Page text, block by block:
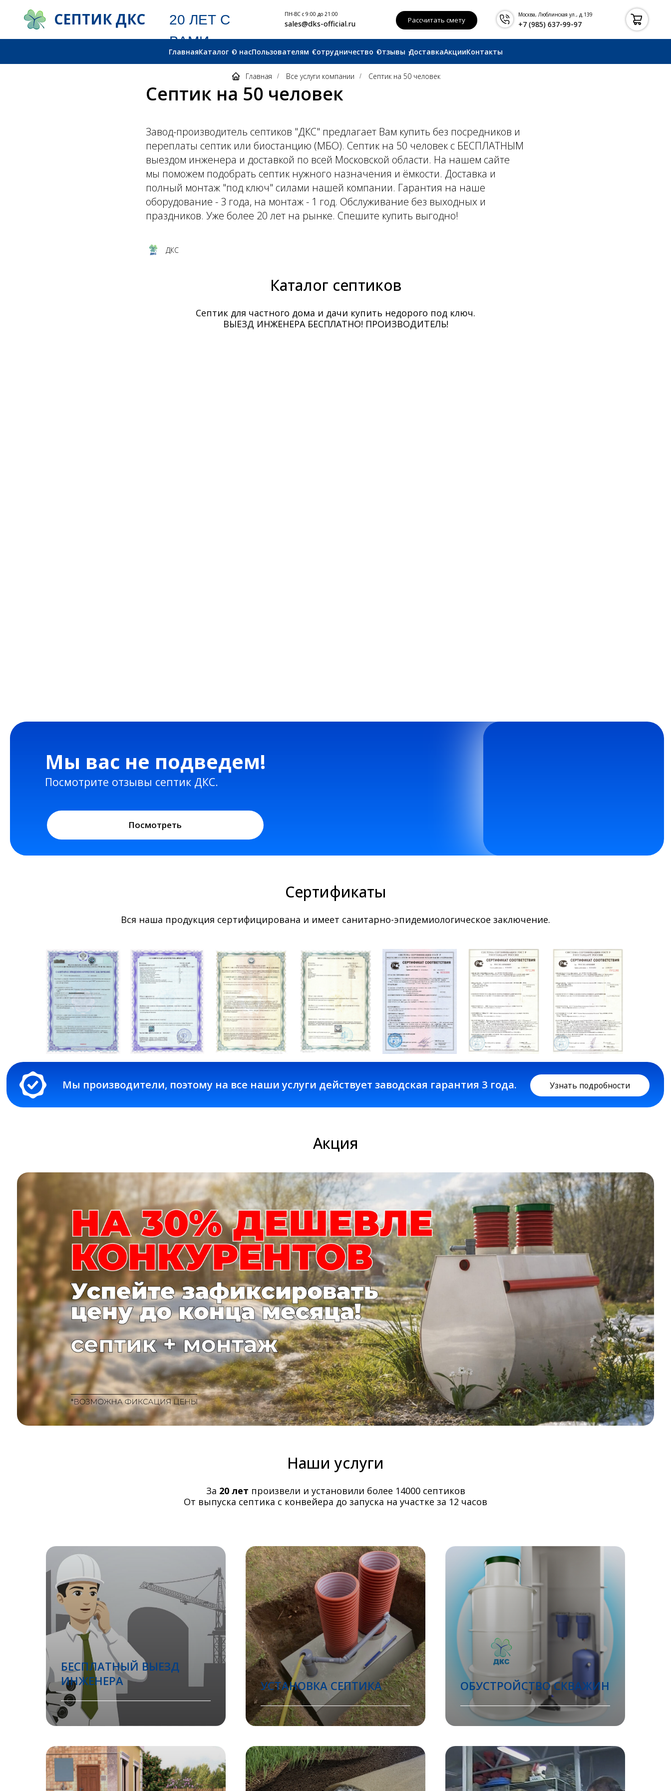
СЕПТИК ДКС Рассчитать смету +7 (985) 637-99-97
Москва, Люблинская ул., д.139
sales@dks-official.ru
ПН-ВС с 9:00 до 21:00
20 ЛЕТ С
ВАМИ
ГлавнаяКаталог О насПользователям Сотрудничество Отзывы ДоставкаАкцииКонтакты
Главная / Все услуги компании / Септик на 50 человек
Септик на 50 человек
Завод-производитель септиков "ДКС" предлагает Вам купить без посредников и
переплаты септик или биостанцию (МБО). Септик на 50 человек с БЕСПЛАТНЫМ
выездом инженера и доставкой по всей Московской области. На нашем сайте
мы поможем подобрать септик нужного назначения и ёмкости. Доставка и
полный монтаж "под ключ" силами нашей компании. Гарантия на наше
оборудование - 3 года, на монтаж - 1 год. Обслуживание без выходных и
праздников. Уже более 20 лет на рынке. Спешите купить выгодно!
ДКС
Каталог септиков
Септик для частного дома и дачи купить недорого под ключ.
ВЫЕЗД ИНЖЕНЕРА БЕСПЛАТНО! ПРОИЗВОДИТЕЛЬ!
Сертификаты
Вся наша продукция сертифицирована и имеет санитарно-эпидемиологическое заключение.
Мы производители, поэтому на все наши услуги действует заводская гарантия 3 года. Узнать подробности
Акция
Наши услуги
За 20 лет произвели и установили более 14000 септиков
От выпуска септика с конвейера до запуска на участке за 12 часов
БЕСПЛАТНЫЙ ВЫЕЗД
ИНЖЕНЕРА
Вызвать инженера
УСТАНОВКА СЕПТИКА ОБУСТРОЙСТВО СКВАЖИН